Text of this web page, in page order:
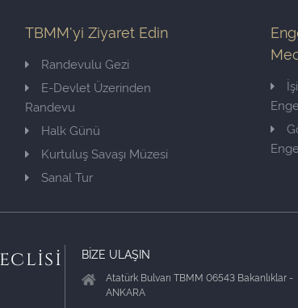
TBMM'yi Ziyaret Edin
Randevulu Gezi
E-Devlet Üzerinden
Randevu
Halk Günü
Kurtuluş Savaşı Müzesi
Sanal Tur
BİZE ULAŞIN
Atatürk Bulvarı TBMM 06543 Bakanlıklar -
ANKARA